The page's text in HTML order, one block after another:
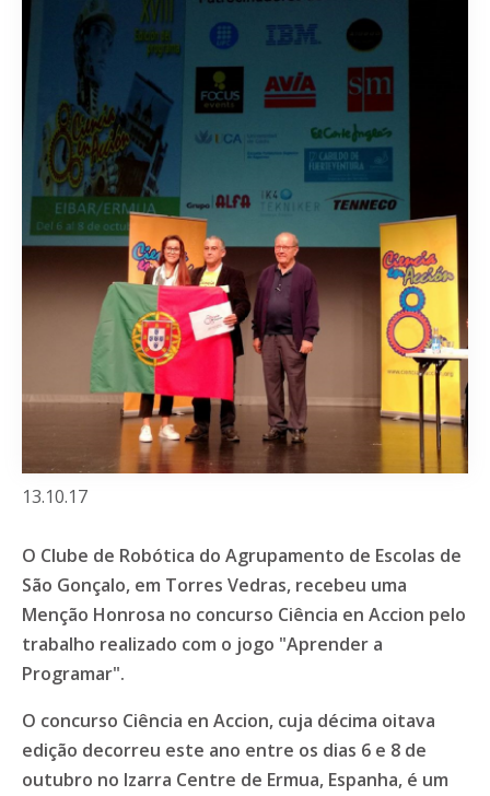
13.10.17
O Clube de Robótica do Agrupamento de Escolas de
São Gonçalo, em Torres Vedras, recebeu uma
Menção Honrosa no concurso Ciência en Accion pelo
trabalho realizado com o jogo "Aprender a
Programar".
O concurso Ciência en Accion, cuja décima oitava
edição decorreu este ano entre os dias 6 e 8 de
outubro no Izarra Centre de Ermua, Espanha, é um